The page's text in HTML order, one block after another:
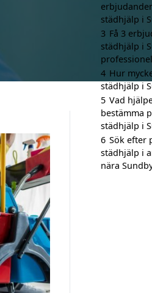
städhjälp i
3 Få 3
städhjälp i
4 Hur
städhjälp i
5 Vad
bestämma
städhjälp i
6 Sök efter
städhjälp i
nära